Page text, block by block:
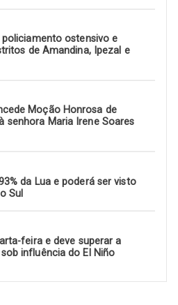
ostensivo e
de Amandina, Ipezal e
Moção Honrosa de
senhora Maria Irene Soares
da Lua e poderá ser visto
Sul
feira e deve superar a
influência do El Niño